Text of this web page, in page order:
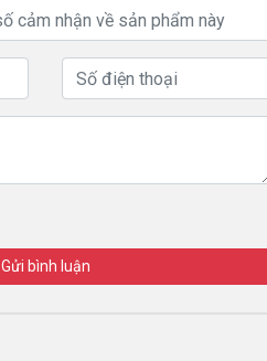
Gửi bình luận